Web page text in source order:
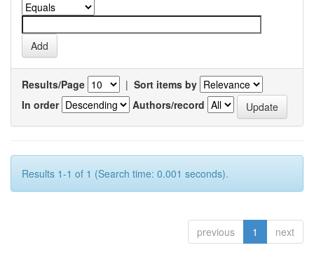
Results/Page | Sort items by
In order
Authors/record
Results 1-1 of 1 (Search time: 0.001 seconds).
previous 1 next